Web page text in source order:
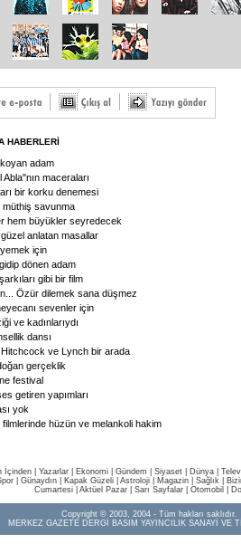
HABERLERİ
koyan adam
maceraları
bir korku denemesi
müthiş savunma
hem büyükler seyredecek
anlatan masallar
için
dönen adam
gibi bir film
Özür dilemek sana düşmez
sevenler için
ve kadınlarıydı
dansı
ve Lynch bir arada
gerçeklik
festival
getiren yapımları
yok
filmlerinde hüzün ve melankoli hakim
İçinden Yazarlar Ekonomi Gündem Siyaset Dünya |
Günaydın Kapak Güzeli Astroloji Magazin Sağlık
Cumartesi| Aktüel Pazar| Sarı Sayfalar| Otomobil
Copyright © 2003, 2004 - Tüm hakları saklıdır.
MERKEZ GAZETE DERGİ BASIM YAYINCILIK SANAYİ VE